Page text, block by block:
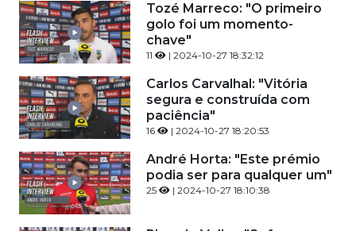
Tozé Marreco: "O primeiro
golo foi um momento-
chave"
11 | 2024-10-27 18:32:12
Carlos Carvalhal: "Vitória
segura e construída com
paciência"
16 | 2024-10-27 18:20:53
André Horta: "Este prémio
podia ser para qualquer um"
25 | 2024-10-27 18:10:38